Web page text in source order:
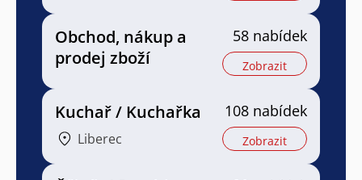
Obchod, nákup a
prodej zboží
58 nabídek
Zobrazit
Kuchař / Kuchařka
Liberec
108 nabídek
Zobrazit